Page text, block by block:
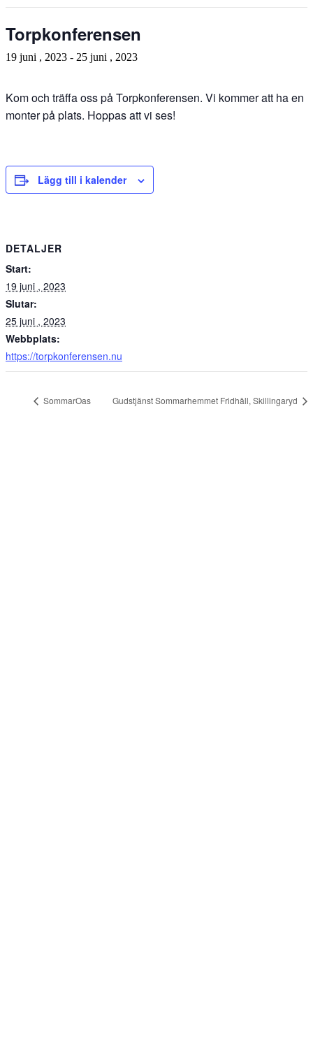
Torpkonferensen
19 juni , 2023 - 25 juni , 2023
Kom och träffa oss på Torpkonferensen. Vi kommer att ha en
monter på plats. Hoppas att vi ses!
Lägg till i kalender
DETALJER
Start:
19 juni , 2023
Slutar:
25 juni , 2023
Webbplats:
https://torpkonferensen.nu
SommarOas Gudstjänst Sommarhemmet Fridhäll, Skillingaryd